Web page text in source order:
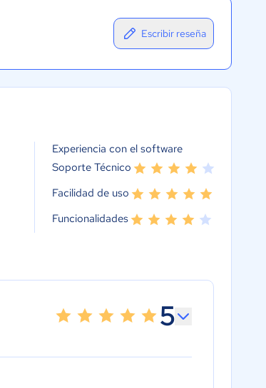
Escribir reseña
Experiencia con el software
Soporte Técnico
Facilidad de uso
Funcionalidades
5